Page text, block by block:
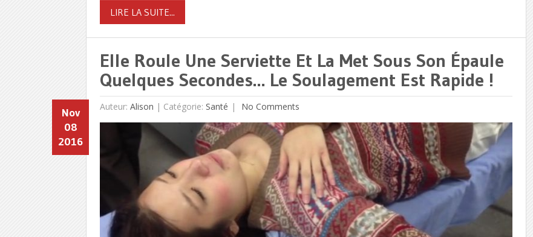
LIRE LA SUITE...
Elle Roule Une Serviette Et La Met Sous Son Épaule
Quelques Secondes… Le Soulagement Est Rapide !
Auteur: Alison |
Nov
08
2016
Catégorie: Santé No Comments